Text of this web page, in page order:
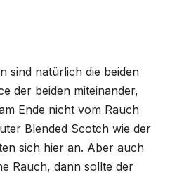
sind natürlich die beiden
der beiden miteinander,
Ende nicht vom Rauch
Blended Scotch wie der
sich hier an. Aber auch
Rauch, dann sollte der